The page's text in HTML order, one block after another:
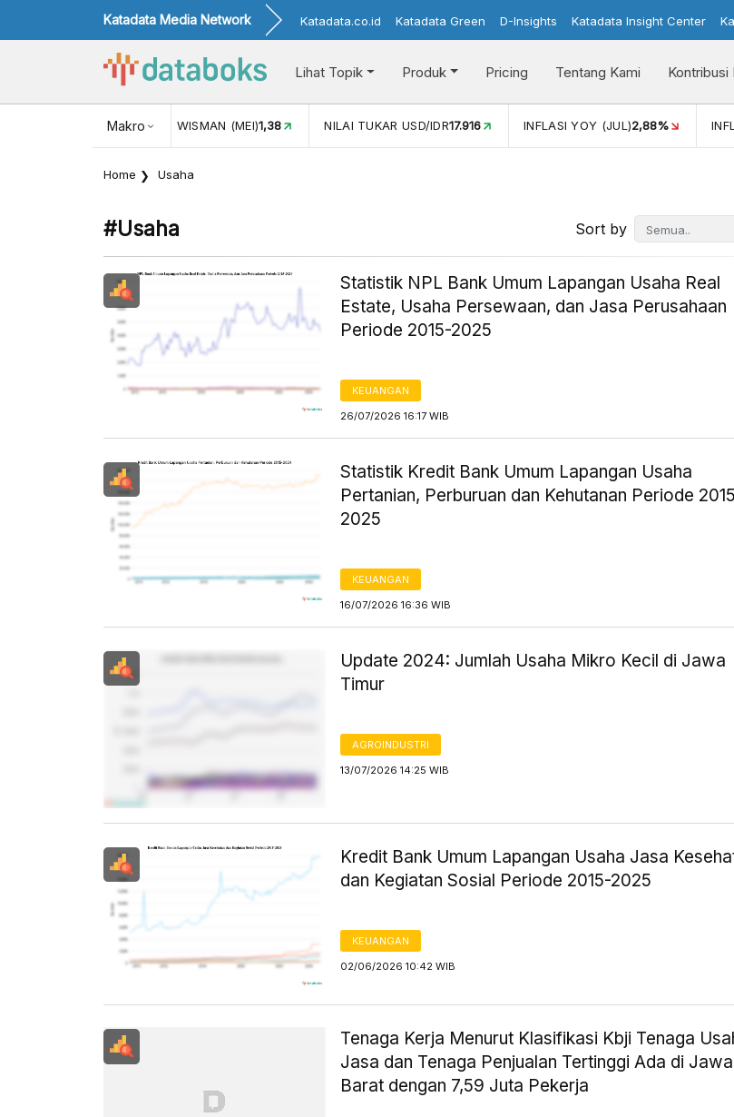
Katadata Media Network Katadata.co.id Katadata Green D-Insights Katadata Insight Center
Lihat Topik Produk Pricing Tentang Kami Kontribusi
Makro
NILAI TUKAR USD/IDR17.916 INFLASI YOY (JUL)2,88% INFLASI MOM (JUL)-0,14%
Home Usaha
#usaha Sort by
Statistik NPL Bank Umum Lapangan Usaha Real
Estate, Usaha Persewaan, dan Jasa Perusahaan
Periode 2015-2025
KEUANGAN
26/07/2026 16:17 WIB
Statistik Kredit Bank Umum Lapangan Usaha
Pertanian, Perburuan dan Kehutanan Periode
2025
KEUANGAN
16/07/2026 16:36 WIB
Update 2024: Jumlah Usaha Mikro Kecil di Jawa
Timur
AGROINDUSTRI
13/07/2026 14:25 WIB
Kredit Bank Umum Lapangan Usaha Jasa
dan Kegiatan Sosial Periode 2015-2025
KEUANGAN
02/06/2026 10:42 WIB
Tenaga Kerja Menurut Klasifikasi Kbji Tenaga
Jasa dan Tenaga Penjualan Tertinggi Ada di Jawa
Barat dengan 7,59 Juta Pekerja